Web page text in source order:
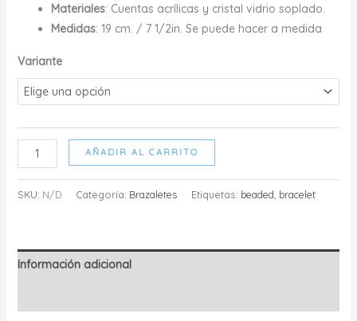
$24.00
hasta
Materiales: Cuentas acrílicas y cristal vidrio soplado.
Medidas: 19 cm. / 7 1/2in. Se puede hacer a medida
Variante
ODESA
-
BRAZALETE
AÑADIR AL CARRITO
SKU: N/D Categoría: Brazaletes Etiquetas: beaded bracelet
Información adicional